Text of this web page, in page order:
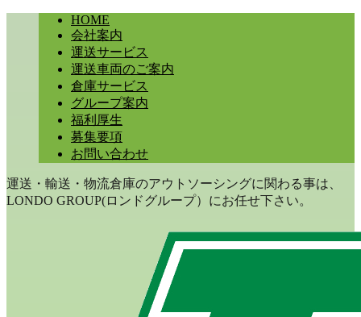
HOME
会社案内
運送サービス
運送車両のご案内
倉庫サービス
グループ案内
福利厚生
募集要項
お問い合わせ
運送・輸送・物流倉庫のアウトソーシングに関わる事は、
LONDO GROUP(ロンドグループ）にお任せ下さい。